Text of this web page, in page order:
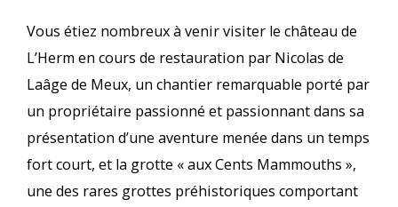
Vous étiez nombreux à venir visiter le château de
L’Herm en cours de restauration par Nicolas de
Laâge de Meux, un chantier remarquable porté par
un propriétaire passionné et passionnant dans sa
présentation d’une aventure menée dans un temps
fort court, et la grotte « aux Cents Mammouths »,
une des rares grottes préhistoriques comportant